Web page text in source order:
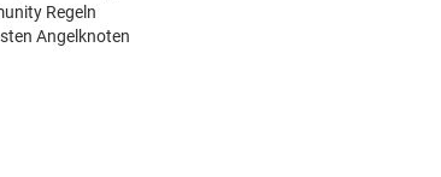
Regeln
Angelknoten